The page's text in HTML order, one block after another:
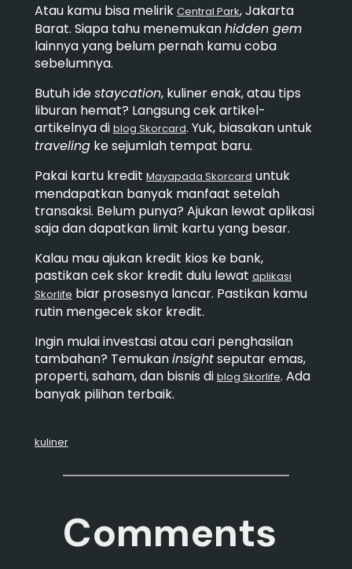
Atau kamu bisa melirik Central Park, Jakarta
Barat. Siapa tahu menemukanhidden gem
lainnya yang belum pernah kamu coba
sebelumnya.
Butuh idestaycation, kuliner enak, atau tips
liburan hemat? Langsung cek artikel-
artikelnya di blog Skorcard. Yuk, biasakan untuk
travelingke sejumlah tempat baru.
Pakai kartu kredit Mayapada Skorcard untuk
mendapatkan banyak manfaat setelah
transaksi. Belum punya? Ajukan lewat aplikasi
saja dan dapatkan limit kartu yang besar.
Kalau mau ajukan kredit kios ke bank,
pastikan cek skor kredit dulu lewat aplikasi
Skorlife biar prosesnya lancar. Pastikan kamu
rutin mengecek skor kredit.
Ingin mulai investasi atau cari penghasilan
tambahan? Temukaninsightseputar emas,
properti, saham, dan bisnis di blog Skorlife. Ada
banyak pilihan terbaik.
kuliner
Comments